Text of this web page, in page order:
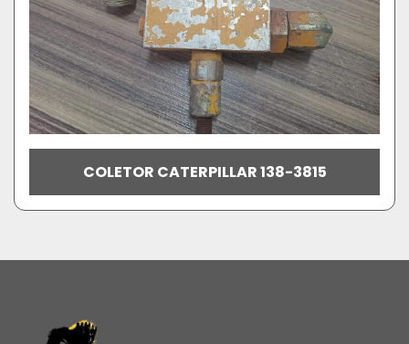
COLETOR CATERPILLAR 138-3815